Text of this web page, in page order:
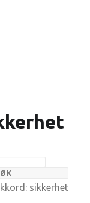
sikkerhet